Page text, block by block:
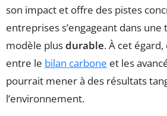
son impact et offre des pistes
entreprises s’engageant dans
modèle plusdurable. À cet
entre le bilan carbone et les
pourrait mener à des résultats
l’environnement.